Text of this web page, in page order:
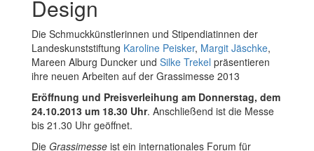
Design
Die Schmuckkünstlerinnen und Stipendiatinnen der
Landeskunststiftung Karoline Peisker, Margit Jäschke,
Mareen Alburg Duncker und Silke Trekel präsentieren
ihre neuen Arbeiten auf der Grassimesse 2013
Eröffnung und Preisverleihung am Donnerstag, dem
24.10.2013 um 18.30 Uhr. Anschließend ist die Messe
bis 21.30 Uhr geöffnet.
Die Grassimesse ist ein internationales Forum für